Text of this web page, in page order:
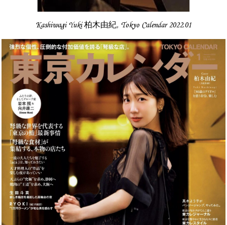
Kashiwagi Yuki 柏木由紀, Tokyo Calendar 2022.01